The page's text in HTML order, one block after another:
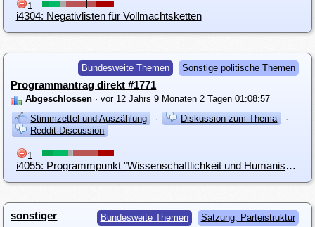
1
i4304: Negativlisten für Vollmachtsketten
Bundesweite Themen Sonstige politische Themen
Programmantrag direkt #1771
Abgeschlossen · vor 12 Jahrs 9 Monaten 2 Tagen 01:08:57
Stimmzettel und Auszählung
· Diskussion zum Thema
·
Reddit-Discussion
1
i4055: Programmpunkt "Wissenschaftlichkeit und Humanismus" verbessern
Bundesweite Themen Satzung, Parteistruktur
sonstiger